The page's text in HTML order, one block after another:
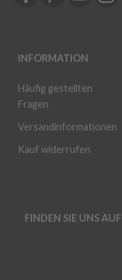
INFORMATION
Häufig gestellten
Fragen
Versandinformationen
Kauf widerrufen
FINDEN SIE UNS AUF